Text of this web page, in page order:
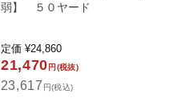
弱】 ５０ヤード
定価 ¥24,860
21,470 円(税抜)
23,617 円(税込)